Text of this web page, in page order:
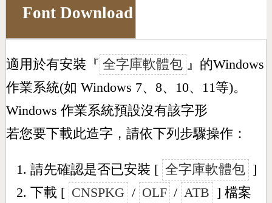
Font Download
適用於有安裝『 全字庫軟體包 』的Windows
作業系統(如 Windows 7、8、10、11等)。
Windows 作業系統預設沒有該字形
若您要下載此造字，請依下列步驟操作：
請先確認是否已安裝 [ 全字庫軟體包 ]
下載 [ CNSPKG / OLF / ATB ] 檔案